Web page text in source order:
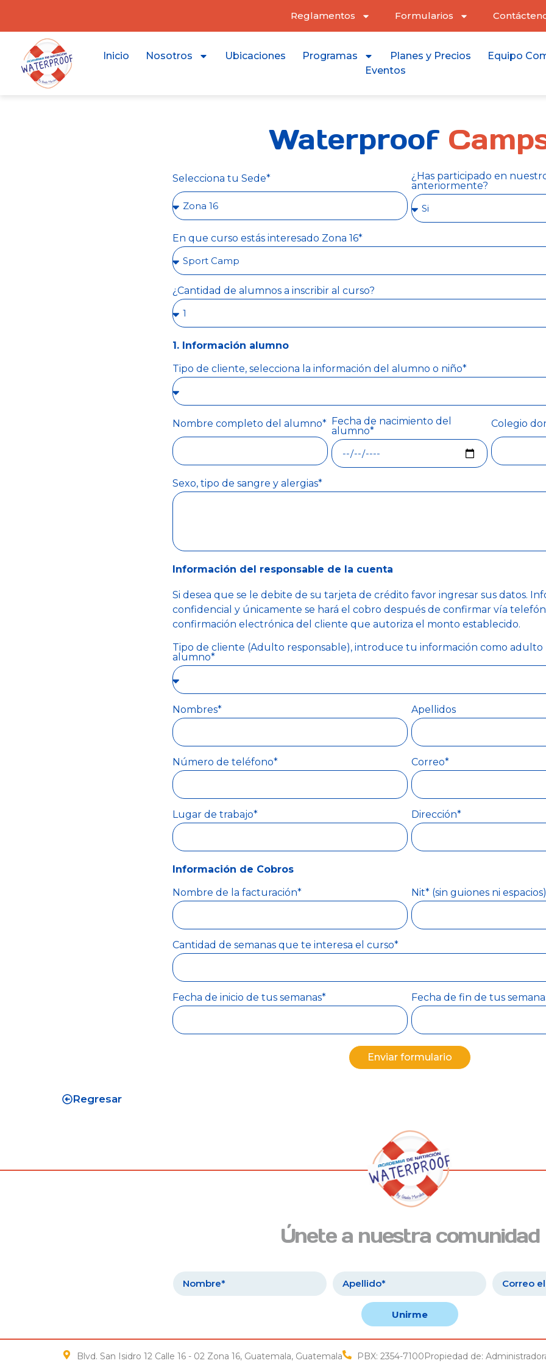
Reglamentos Formularios
Inicio Nosotros Ubicaciones Programas Planes y Precios
Equipo
Eventos
Waterproof
Selecciona tu Sede*
¿Has participado en
anteriormente?
En que curso estás interesado Zona 16*
¿Cantidad de alumnos a inscribir al curso?
1. Información alumno
Tipo de cliente, selecciona la información del alumno o niño*
Nombre completo del alumno* Fecha de nacimiento del
alumno*
Colegio
Sexo, tipo de sangre y alergias*
Información del responsable de la cuenta
Si desea que se le debite de su tarjeta de crédito favor ingresar sus datos.
confidencial y únicamente se hará el cobro después de confirmar vía
confirmación electrónica del cliente que autoriza el monto establecido.
Tipo de cliente (Adulto responsable), introduce tu información como adulto
alumno*
Nombres* Apellidos
Número de teléfono* Correo*
Lugar de trabajo* Dirección*
Información de Cobros
Nombre de la facturación*
Nit* (sin guiones ni espacios)
Cantidad de semanas que te interesa el curso*
Fecha de inicio de tus semanas* Fecha de fin de tus
Enviar formulario
Regresar
Únete a nuestra comunidad
Unirme
Blvd. San Isidro 12 Calle 16 - 02 Zona 16, Guatemala, Guatemala PBX: 2354-7100Propiedad de: